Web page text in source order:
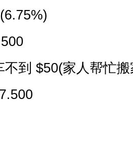
不到 $50(家人帮忙搬